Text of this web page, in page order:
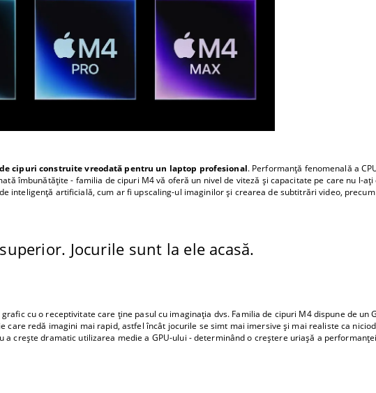
cipuri construite vreodată pentru un laptop profesional. Performanță fenomenală a
îmbunătățite - familia de cipuri M4 vă oferă un nivel de viteză și capacitate pe care nu l-ați
inteligență artificială, cum ar fi upscaling-ul imaginilor și crearea de subtitrări video,
Jocurile sunt la ele acasă.
cu o receptivitate care ține pasul cu imaginația dvs. Familia de cipuri M4 dispune de un
care redă imagini mai rapid, astfel încât jocurile se simt mai imersive și mai realiste ca
a crește dramatic utilizarea medie a GPU-ului - determinând o creștere uriașă a